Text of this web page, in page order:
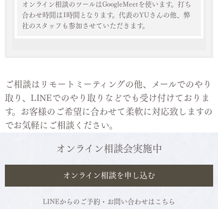
オンライン相談のツールはGoogleMeetを使います。打ち
合わせ時間は1時間となります。代表のYUさんの他、弊
社のスタッフも参加させていただきます。
ご相談はリモートミーティングの他、メールでのやり
取り、LINEでのやり取りなどでも受け付けておりま
す。
お客様のご希望に合わせて柔軟に対応致しますの
でお気軽にご相談ください。
オンライン相談会実施中
オンライン相談を申し込む
LINEからのご予約・お問い合わせはこちら